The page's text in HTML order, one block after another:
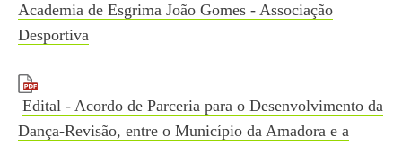
Academia de Esgrima João Gomes - Associação
Desportiva
Edital - Acordo de Parceria para o Desenvolvimento da
Dança-Revisão, entre o Município da Amadora e a